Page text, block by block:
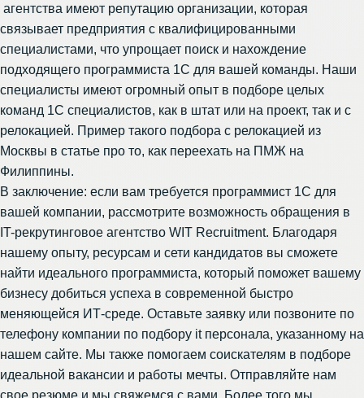
агентства имеют репутацию организации, которая
связывает предприятия с квалифицированными
специалистами, что упрощает поиск и нахождение
подходящего программиста 1С для вашей команды. Наши
специалисты имеют огромный опыт в подборе целых
команд 1С специалистов, как в штат или на проект, так и с
релокацией. Пример такого подбора с релокацией из
Москвы в статье про то, как переехать на ПМЖ на
Филиппины.
В заключение: если вам требуется программист 1С для
вашей компании, рассмотрите возможность обращения в
IT-рекрутинговое агентство WIT Recruitment. Благодаря
нашему опыту, ресурсам и сети кандидатов вы сможете
найти идеального программиста, который поможет вашему
бизнесу добиться успеха в современной быстро
меняющейся ИТ-среде. Оставьте заявку или позвоните по
телефону компании по подбору it персонала, указанному на
нашем сайте. Мы также помогаем соискателям в подборе
идеальной вакансии и работы мечты. Отправляйте нам
свое резюме и мы свяжемся с вами. Более того мы